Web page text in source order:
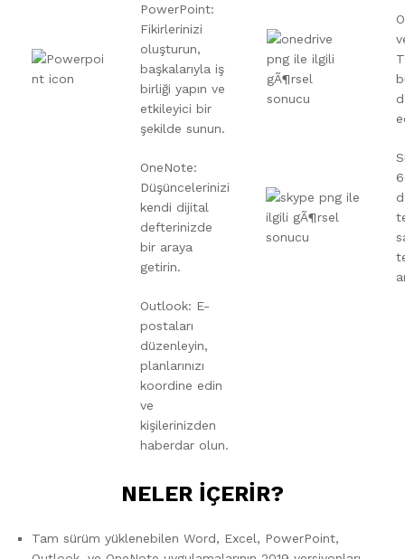
PowerPoint:
Fikirlerinizi
oluşturun,
başkalarıyla iş
birliği yapın ve
etkileyici bir
şekilde sunun.
OneNote:
Düşüncelerinizi
kendi dijital
defterinizde
bir araya
getirin.
Outlook: E-
postaları
düzenleyin,
planlarınızı
koordine edin
ve
kişilerinizden
haberdar olun.
NELER İÇERİR?
Tam sürüm yüklenebilen Word, Excel, PowerPoint,